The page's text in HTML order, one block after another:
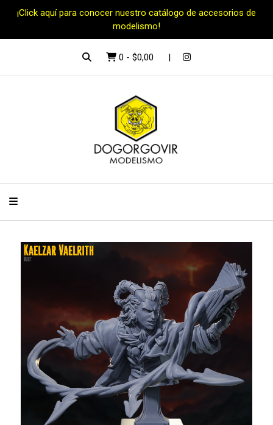
¡Click aquí para conocer nuestro catálogo de accesorios de
modelismo!
0 - $0,00